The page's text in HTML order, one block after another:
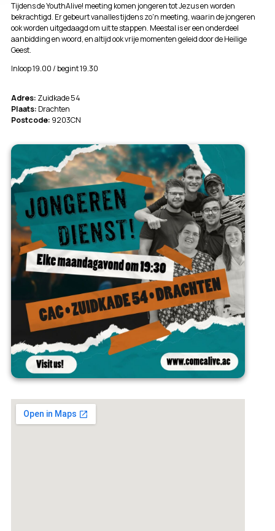
Tijdens de YouthAlive! meeting komen jongeren tot Jezus en worden
bekrachtigd. Er gebeurt vanalles tijdens zo'n meeting, waarin de jongeren
ook worden uitgedaagd om uit te stappen. Meestal is er een onderdeel
aanbidding en woord, en altijd ook vrije momenten geleid door de Heilige
Geest.
Inloop 19.00 / begint 19.30
Adres: Zuidkade 54
Plaats: Drachten
Postcode: 9203CN